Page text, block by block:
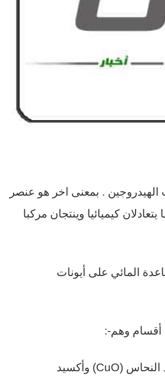
الهيدروجين . بمعنى اخر هو عنصر
كيميائيا وينتجان مركبا
المائي على أيونات
أقسام وهم:-
النحاس (CuO) وأكسيد